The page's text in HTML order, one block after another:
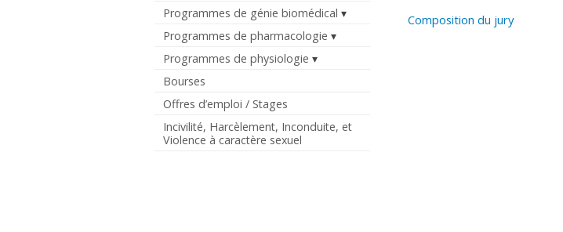
Programmes de génie biomédical
Programmes de pharmacologie
Programmes de physiologie
Bourses
Offres d’emploi / Stages
Incivilité, Harcèlement, Inconduite, et
Violence à caractère sexuel
Composition du jury